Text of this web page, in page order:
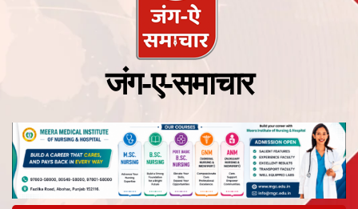
जंग-ए-समाचार